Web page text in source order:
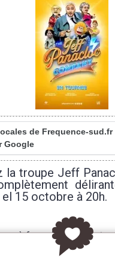
de Frequence-sud.fr
Google
la troupe Jeff
15 octobre à 20h.
à franchir les
Panaclocet à